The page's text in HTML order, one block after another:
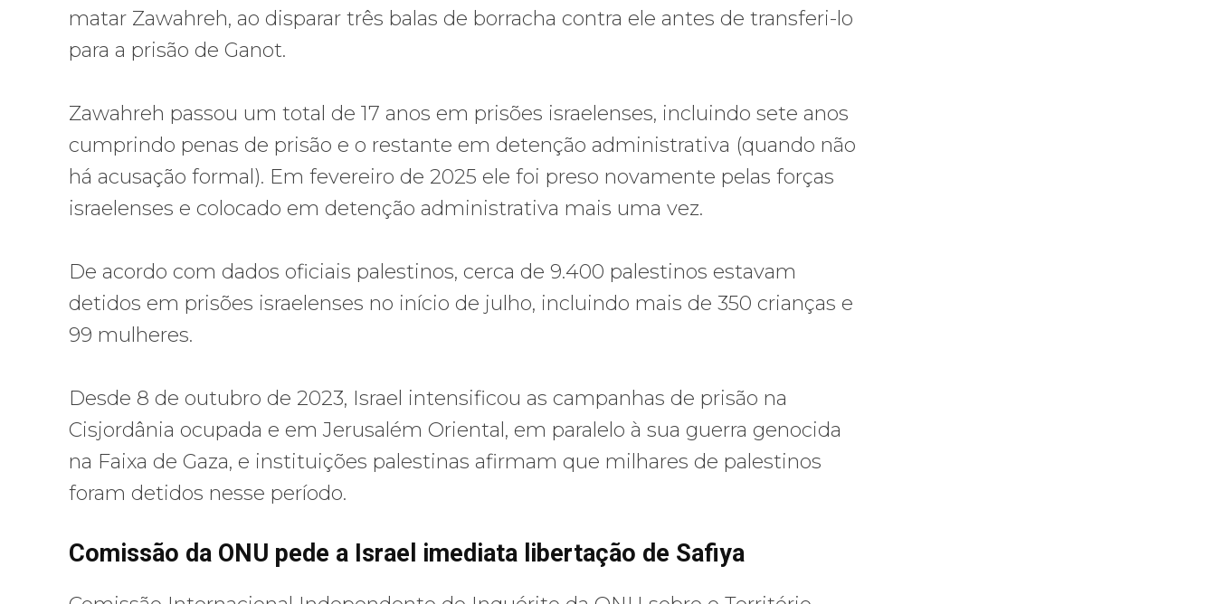
matar Zawahreh, ao disparar três balas de borracha contra ele antes de transferi-lo
para a prisão de Ganot.
Zawahreh passou um total de 17 anos em prisões israelenses, incluindo sete anos
cumprindo penas de prisão e o restante em detenção administrativa (quando não
há acusação formal). Em fevereiro de 2025 ele foi preso novamente pelas forças
israelenses e colocado em detenção administrativa mais uma vez.
De acordo com dados oficiais palestinos, cerca de 9.400 palestinos estavam
detidos em prisões israelenses no início de julho, incluindo mais de 350 crianças e
99 mulheres.
Desde 8 de outubro de 2023, Israel intensificou as campanhas de prisão na
Cisjordânia ocupada e em Jerusalém Oriental, em paralelo à sua guerra genocida
na Faixa de Gaza, e instituições palestinas afirmam que milhares de palestinos
foram detidos nesse período.
Comissão da ONU pede a Israel imediata libertação de Safiya